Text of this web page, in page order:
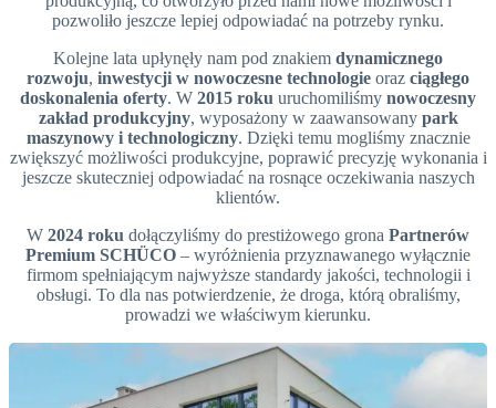
pozwoliło jeszcze lepiej odpowiadać na potrzeby rynku.
Kolejne lata upłynęły nam pod znakiem dynamicznego
rozwoju, inwestycji w nowoczesne technologie oraz ciągłego
doskonalenia oferty. W 2015 roku uruchomiliśmy nowoczesny
zakład produkcyjny, wyposażony w zaawansowany park
maszynowy i technologiczny. Dzięki temu mogliśmy znacznie
zwiększyć możliwości produkcyjne, poprawić precyzję wykonania i
jeszcze skuteczniej odpowiadać na rosnące oczekiwania naszych
klientów.
W 2024 roku dołączyliśmy do prestiżowego grona Partnerów
Premium SCHÜCO – wyróżnienia przyznawanego wyłącznie
firmom spełniającym najwyższe standardy jakości, technologii i
obsługi. To dla nas potwierdzenie, że droga, którą obraliśmy,
prowadzi we właściwym kierunku.